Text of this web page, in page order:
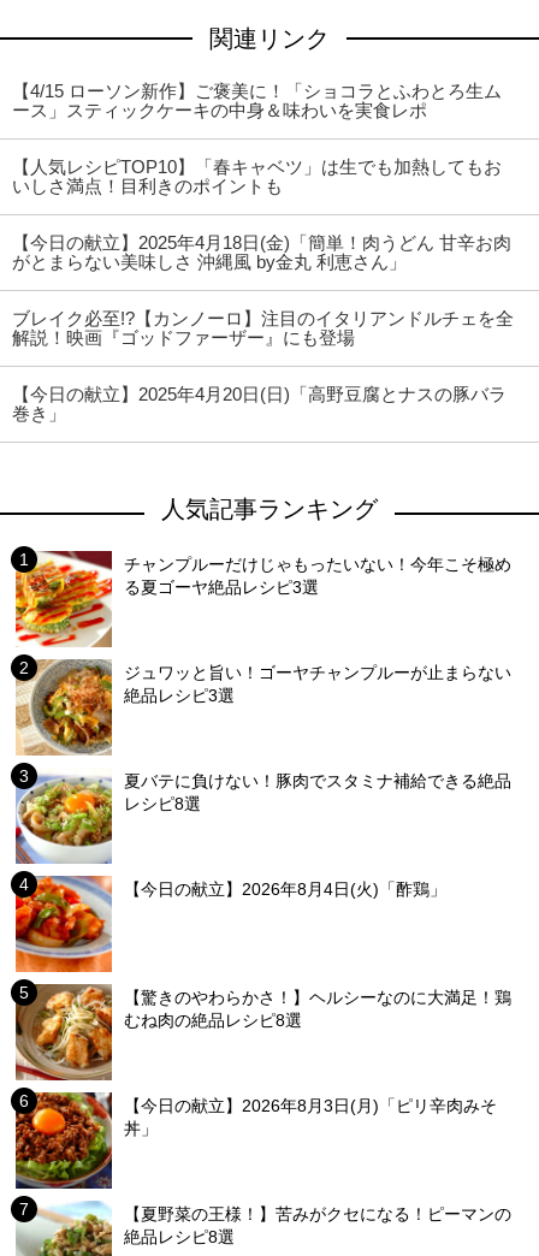
関連リンク
【4/15 ローソン新作】ご褒美に！「ショコラとふわとろ生ム
ース」スティックケーキの中身＆味わいを実食レポ
【人気レシピTOP10】「春キャベツ」は生でも加熱してもお
いしさ満点！目利きのポイントも
【今日の献立】2025年4月18日(金)「簡単！肉うどん 甘辛お肉
がとまらない美味しさ 沖縄風 by金丸 利恵さん」
ブレイク必至!?【カンノーロ】注目のイタリアンドルチェを全
解説！映画『ゴッドファーザー』にも登場
【今日の献立】2025年4月20日(日)「高野豆腐とナスの豚バラ
巻き」
人気記事ランキング
チャンプルーだけじゃもったいない！今年こそ極め
る夏ゴーヤ絶品レシピ3選
ジュワッと旨い！ゴーヤチャンプルーが止まらない
絶品レシピ3選
夏バテに負けない！豚肉でスタミナ補給できる絶品
レシピ8選
【今日の献立】2026年8月4日(火)「酢鶏」
【驚きのやわらかさ！】ヘルシーなのに大満足！鶏
むね肉の絶品レシピ8選
【今日の献立】2026年8月3日(月)「ピリ辛肉みそ
丼」
【夏野菜の王様！】苦みがクセになる！ピーマンの
絶品レシピ8選